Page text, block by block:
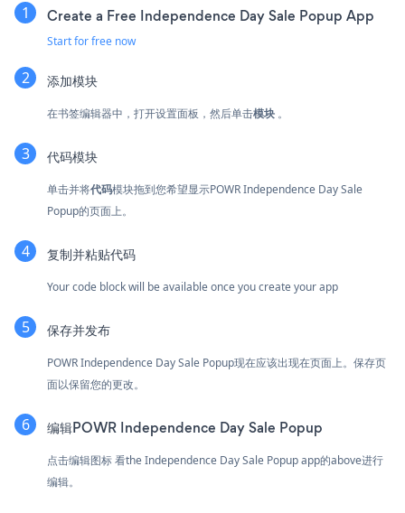
Create a Free Independence Day Sale Popup App
Start for free now
添加模块
在书签编辑器中，打开设置面板，然后单击模块 。
代码模块
单击并将代码模块拖到您希望显示POWR Independence Day Sale
Popup的页面上。
复制并粘贴代码
Your code block will be available once you create your app
保存并发布
POWR Independence Day Sale Popup现在应该出现在页面上。保存页
面以保留您的更改。
编辑POWR Independence Day Sale Popup
点击编辑图标看the Independence Day Sale Popup app的above进行
编辑。